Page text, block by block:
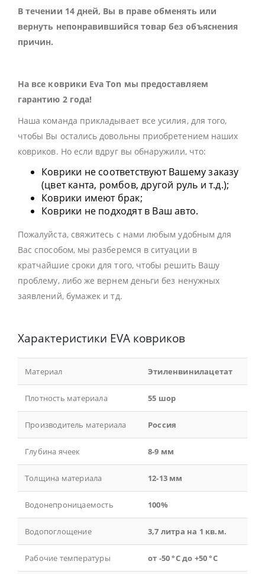
В течении 14 дней, Вы в праве обменять или
вернуть непонравившийся товар без объяснения
причин.
На все коврики Eva Ton мы предоставляем
гарантию 2 года!
Наша команда прикладывает все усилия, для того,
чтобы Вы остались довольны приобретением наших
ковриков. Но если вдруг вы обнаружили, что:
Коврики не соответствуют Вашему заказу
(цвет канта, ромбов, другой руль и т.д.);
Коврики имеют брак;
Коврики не подходят в Ваш авто.
Пожалуйста, свяжитесь с нами любым удобным для
Вас способом, мы разберемся в ситуации в
кратчайшие сроки для того, чтобы решить Вашу
проблему, либо же вернем деньги без ненужных
заявлений, бумажек и тд.
Характеристики EVA ковриков
Материал Этиленвинилацетат
Плотность материала 55 шор
Производитель материала Россия
Глубина ячеек 8-9 мм
Толщина материала 12-13 мм
Водонепроницаемость 100%
Водопоглощение 3,7 литра на 1 кв.м.
Рабочие температуры от -50 °С до +50 °С